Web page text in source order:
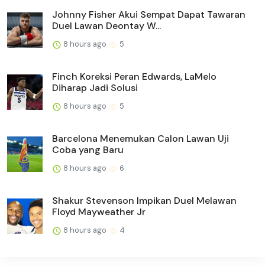
Johnny Fisher Akui Sempat Dapat Tawaran
Duel Lawan Deontay W...
8 hours ago 5
Finch Koreksi Peran Edwards, LaMelo
Diharap Jadi Solusi
8 hours ago 5
Barcelona Menemukan Calon Lawan Uji
Coba yang Baru
8 hours ago 6
Shakur Stevenson Impikan Duel Melawan
Floyd Mayweather Jr
8 hours ago 4